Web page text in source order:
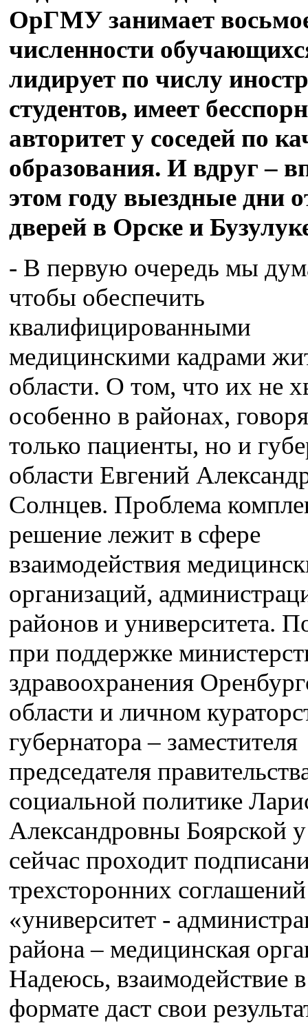
ОрГМУ занимает
численности
лидирует по числу
студентов, имеет
авторитет у соседей по
образования. И вдруг –
этом году выездные дни
дверей в Орске и
- В первую очередь мы
чтобы обеспечить
квалифицированными
медицинскими кадрами
области. О том, что их не
особенно в районах,
только пациенты, но и
области Евгений
Солнцев. Проблема
решение лежит в сфере
взаимодействия
организаций,
районов и университета.
при поддержке
здравоохранения
области и личном
губернатора – заместителя
председателя
социальной политике
Александровны Боярской
сейчас проходит
трехсторонних соглашений
«университет -
района – медицинская
Надеюсь, взаимодействие
формате даст свои